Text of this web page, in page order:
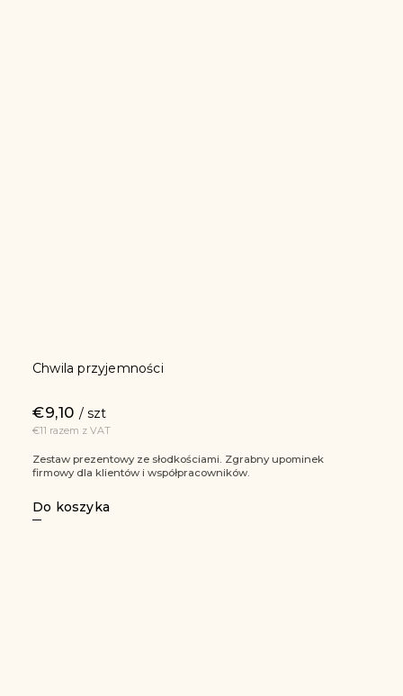
Chwila przyjemności
€11 razem z VAT
€9,10 / szt
Do koszyka
Zestaw prezentowy ze słodkościami. Zgrabny upominek
firmowy dla klientów i współpracowników.